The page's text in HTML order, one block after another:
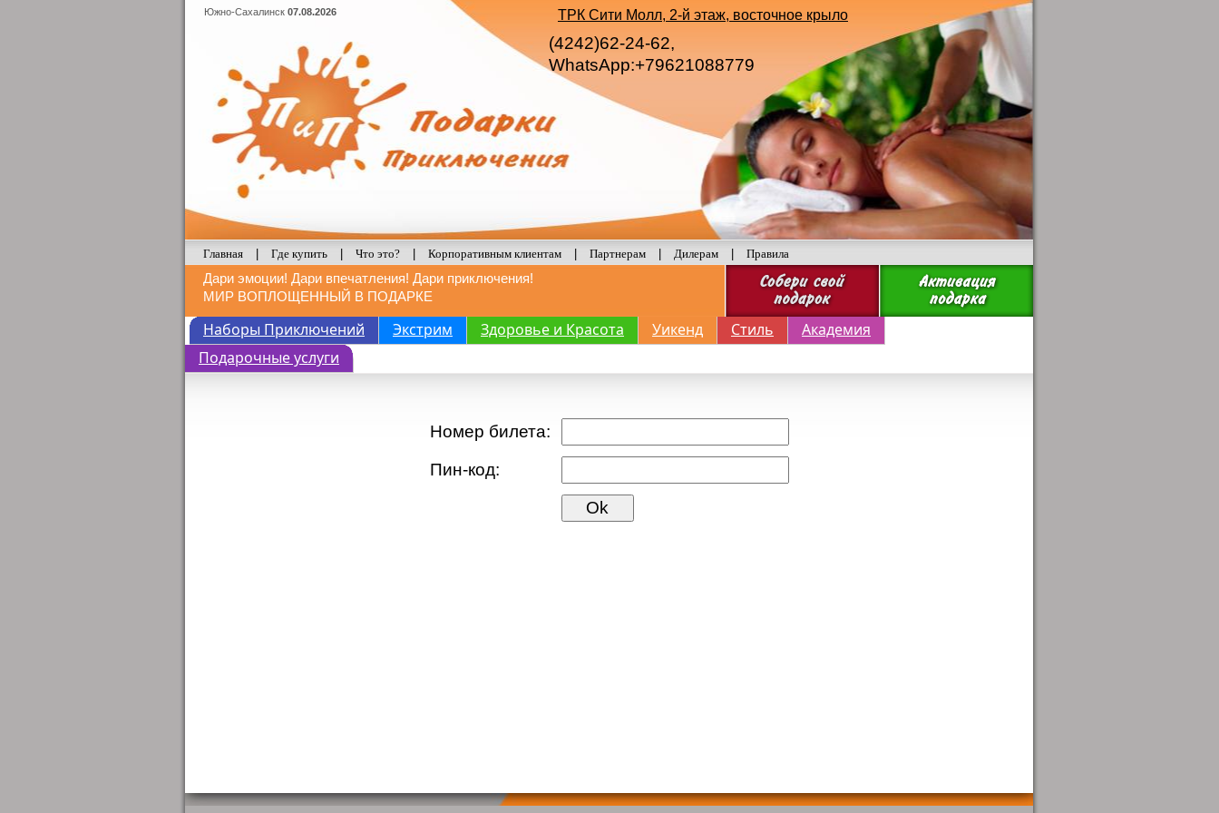
Южно-Сахалинск 07.08.2026 ТРК Сити Молл, 2-й этаж, восточное крыло
(4242)62-24-62,
WhatsApp:+79621088779
Главная Где купить Что это? Корпоративным клиентам Партнерам Дилерам Правила
Дари эмоции! Дари впечатления! Дари приключения!
МИР ВОПЛОЩЕННЫЙ В ПОДАРКЕ
Наборы Приключений Экстрим Здоровье и Красота Уикенд Стиль
Академия
Подарочные услуги
Номер билета:
Пин-код:
Ok